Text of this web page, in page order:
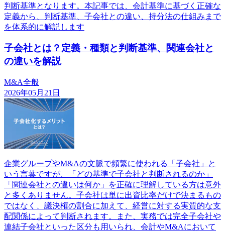
判断基準となります。本記事では、会計基準に基づく正確な
定義から、判断基準、子会社との違い、持分法の仕組みまで
を体系的に解説します
子会社とは？定義・種類と判断基準、関連会社と
の違いを解説
M&A全般
2026年05月21日
企業グループやM&Aの文脈で頻繁に使われる「子会社」と
いう言葉ですが、「どの基準で子会社と判断されるのか」
「関連会社との違いは何か」を正確に理解している方は意外
と多くありません。子会社は単に出資比率だけで決まるもの
ではなく、議決権の割合に加えて、経営に対する実質的な支
配関係によって判断されます。また、実務では完全子会社や
連結子会社といった区分も用いられ、会計やM&Aにおいて